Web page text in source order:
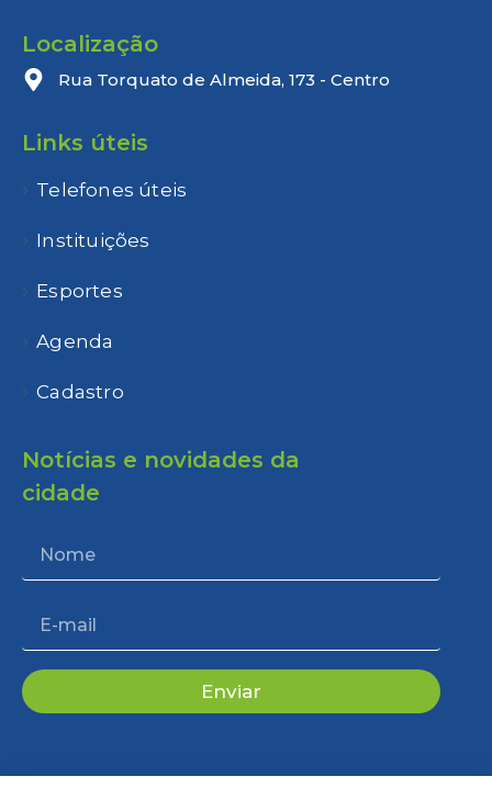
Localização
Rua Torquato de Almeida, 173 - Centro
Links úteis
Telefones úteis
Instituições
Esportes
Agenda
Cadastro
Notícias e novidades da
cidade
Enviar